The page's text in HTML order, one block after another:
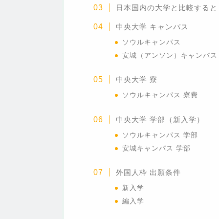
日本国内の大学と比較すると
中央大学 キャンパス
ソウルキャンパス
安城（アンソン）キャンパス
中央大学 寮
ソウルキャンパス 寮費
中央大学 学部（新入学）
ソウルキャンパス 学部
安城キャンパス 学部
外国人枠 出願条件
新入学
編入学